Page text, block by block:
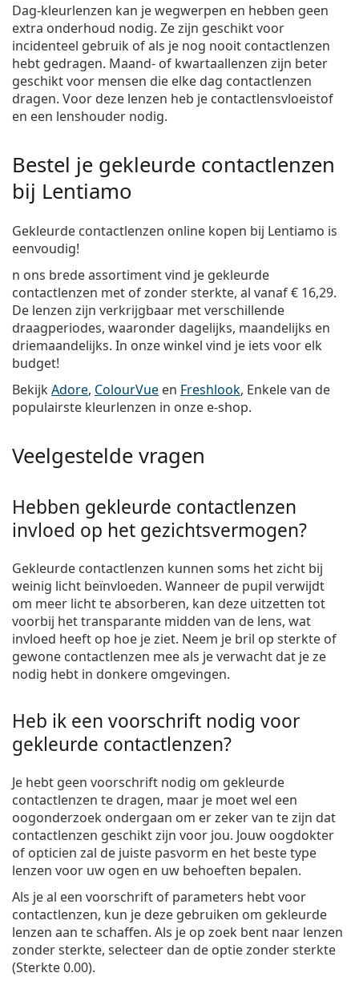
Dag-kleurlenzen kan je wegwerpen en hebben geen
extra onderhoud nodig. Ze zijn geschikt voor
incidenteel gebruik of als je nog nooit contactlenzen
hebt gedragen. Maand- of kwartaallenzen zijn beter
geschikt voor mensen die elke dag contactlenzen
dragen. Voor deze lenzen heb je contactlensvloeistof
en een lenshouder nodig.
Bestel je gekleurde contactlenzen
bij Lentiamo
Gekleurde contactlenzen online kopen bij Lentiamo is
eenvoudig!
n ons brede assortiment vind je gekleurde
contactlenzen met of zonder sterkte, al vanaf€ 16,29.
De lenzen zijn verkrijgbaar met verschillende
draagperiodes, waaronder dagelijks, maandelijks en
driemaandelijks. In onze winkel vind je iets voor elk
budget!
BekijkAdore, ColourVue en Freshlook, Enkele van de
populairste kleurlenzen in onze e-shop.
Veelgestelde vragen
Hebben gekleurde contactlenzen
invloed op het gezichtsvermogen?
Gekleurde contactlenzen kunnen soms het zicht bij
weinig licht beïnvloeden. Wanneer de pupil verwijdt
om meer licht te absorberen, kan deze uitzetten tot
voorbij het transparante midden van de lens, wat
invloed heeft op hoe je ziet. Neem je bril op sterkte of
gewone contactlenzen mee als je verwacht dat je ze
nodig hebt in donkere omgevingen.
Heb ik een voorschrift nodig voor
gekleurde contactlenzen?
Je hebt geen voorschrift nodig om gekleurde
contactlenzen te dragen, maar je moet wel een
oogonderzoek ondergaan om er zeker van te zijn dat
contactlenzen geschikt zijn voor jou. Jouw oogdokter
of opticien zal de juiste pasvorm en het beste type
lenzen voor uw ogen en uw behoeften bepalen.
Als je al een voorschrift of parameters hebt voor
contactlenzen, kun je deze gebruiken om gekleurde
lenzen aan te schaffen. Als je op zoek bent naar lenzen
zonder sterkte, selecteer dan de optie zonder sterkte
(Sterkte 0.00).